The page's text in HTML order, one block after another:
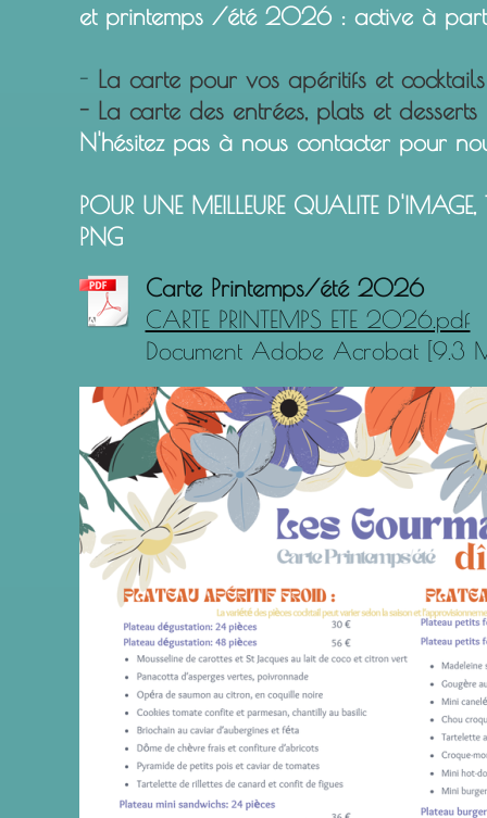
et printemps /été 2026 : active à
- La carte pour vos apéritifs et
- La carte des entrées, platset desserts
N'hésitez pas à nous contacter pour
POUR UNE MEILLEURE QUALITE D'IMAGE,
PNG
Carte Printemps/été 2026
CARTE PRINTEMPS ETE 2026.pdf
Document Adobe Acrobat [9.3